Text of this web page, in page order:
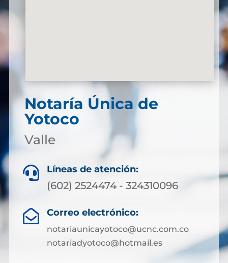
Notaría Única de
Yotoco
Valle
 Líneas de atención:
(602) 2524474 - 324310096
 Correo electrónico:
notariaunicayotoco@ucnc.com.co
notariadyotoco@hotmail.es